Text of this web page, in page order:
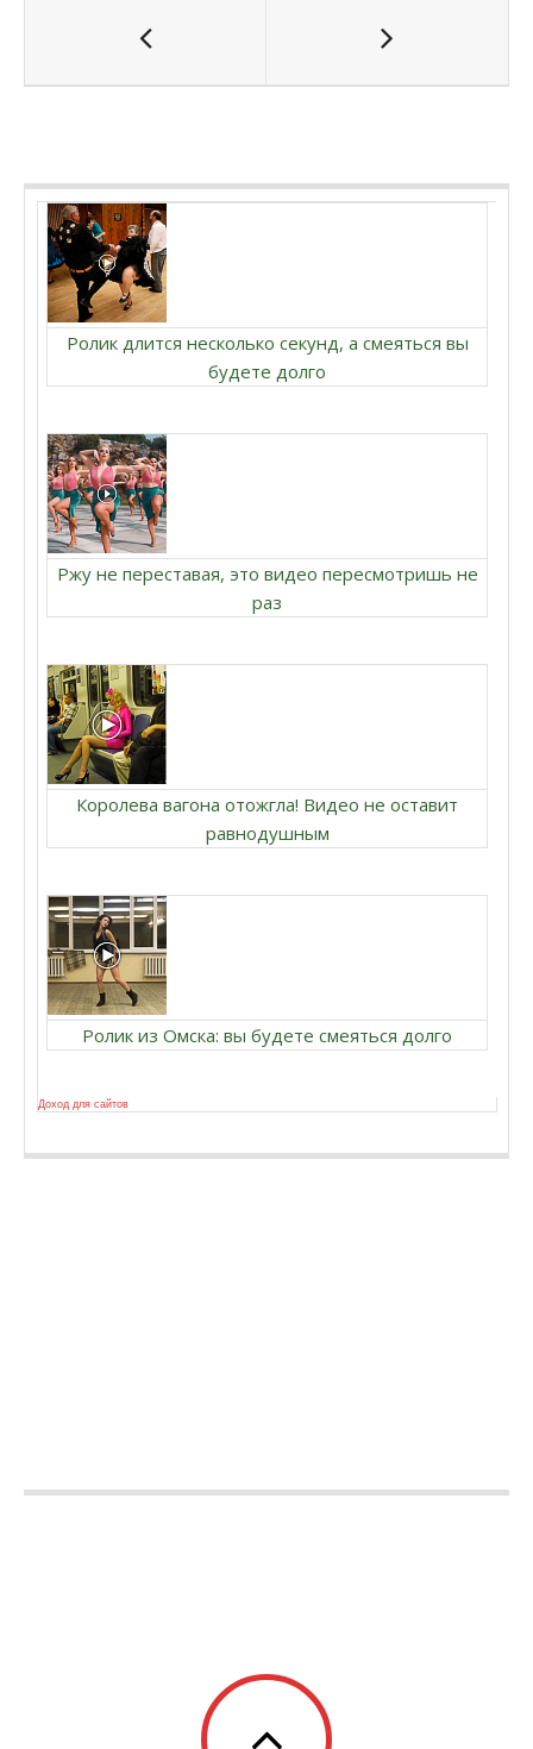
Ролик длится несколько секунд, а смеяться вы
будете долго
Ржу не переставая, это видео пересмотришь не
раз
Королева вагона отожгла! Видео не оставит
равнодушным
Ролик из Омска: вы будете смеяться долго
Доход для сайтов